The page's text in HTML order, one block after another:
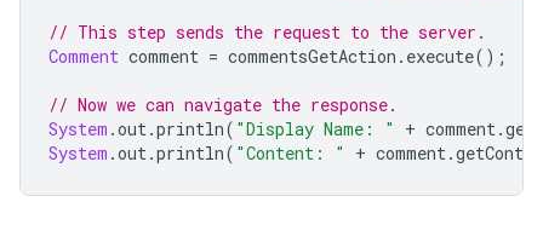
// This step sends the request to the server.
Comment comment = commentsGetAction . execute();
// Now we can navigate the response.
System .out.println( "Display Name: " + comment.
System .out.println( "Content: " + comment.